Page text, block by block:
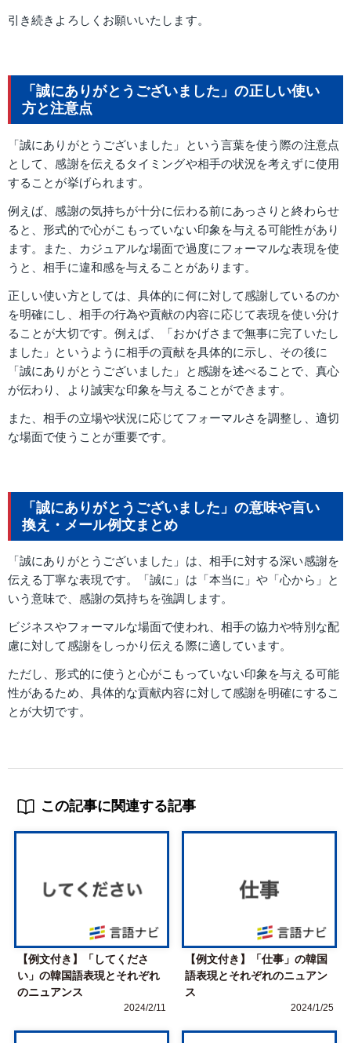
引き続きよろしくお願いいたします。
「誠にありがとうございました」の正しい使い
方と注意点
「誠にありがとうございました」という言葉を使う際の注意点
として、感謝を伝えるタイミングや相手の状況を考えずに使用
することが挙げられます。
例えば、感謝の気持ちが十分に伝わる前にあっさりと終わらせ
ると、形式的で心がこもっていない印象を与える可能性があり
ます。また、カジュアルな場面で過度にフォーマルな表現を使
うと、相手に違和感を与えることがあります。
正しい使い方としては、具体的に何に対して感謝しているのか
を明確にし、相手の行為や貢献の内容に応じて表現を使い分け
ることが大切です。例えば、「おかげさまで無事に完了いたし
ました」というように相手の貢献を具体的に示し、その後に
「誠にありがとうございました」と感謝を述べることで、真心
が伝わり、より誠実な印象を与えることができます。
また、相手の立場や状況に応じてフォーマルさを調整し、適切
な場面で使うことが重要です。
「誠にありがとうございました」の意味や言い
換え・メール例文まとめ
「誠にありがとうございました」は、相手に対する深い感謝を
伝える丁寧な表現です。「誠に」は「本当に」や「心から」と
いう意味で、感謝の気持ちを強調します。
ビジネスやフォーマルな場面で使われ、相手の協力や特別な配
慮に対して感謝をしっかり伝える際に適しています。
ただし、形式的に使うと心がこもっていない印象を与える可能
性があるため、具体的な貢献内容に対して感謝を明確にするこ
とが大切です。
この記事に関連する記事
【例文付き】「してくださ
い」の韓国語表現とそれぞれ
のニュアンス
2024/2/11
【例文付き】「仕事」の韓国
語表現とそれぞれのニュアン
ス
2024/1/25